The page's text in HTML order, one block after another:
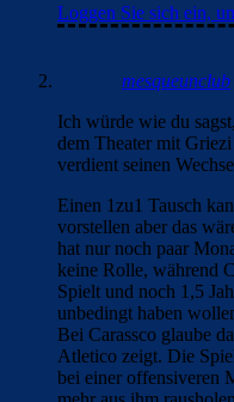
Loggen Sie sich ein,
mesqueunclub
Ich würde wie du
dem Theater mit
verdient seinen
Einen 1zu1 Tausch
vorstellen aber das
hat nur noch paar
keine Rolle, während
Spielt und noch 1,5
unbedingt haben
Bei Carassco glaube
Atletico zeigt. Die
bei einer offensiveren